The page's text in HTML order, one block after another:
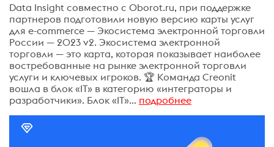
Data Insight совместно с Оborot.ru, при поддержке
партнеров подготовили новую версию карты услуг
для e-commerce — Экосистема электронной торговли
России — 2023 v2. Экосистема электронной
торговли — это карта, которая показывает наиболее
востребованные на рынке электронной торговли
услуги и ключевых игроков. 🏆 Команда Creonit
вошла в блок «‎IT» в категорию «‎интеграторы и
разработчики». Блок «‎IT»... подробнее